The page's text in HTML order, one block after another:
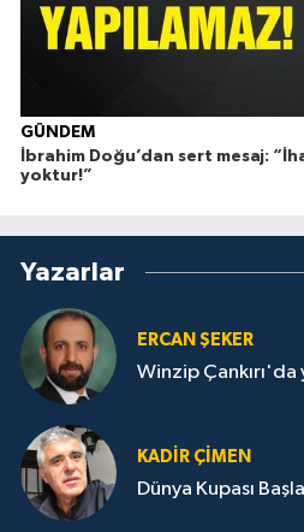
GÜNDEM
İbrahim Doğu’dan sert mesaj:
yoktur!”
Yazarlar
ERCAN ŞEKER
Winzip Çankırı'da
KADIR ÇIMEN
Dünya Kupası